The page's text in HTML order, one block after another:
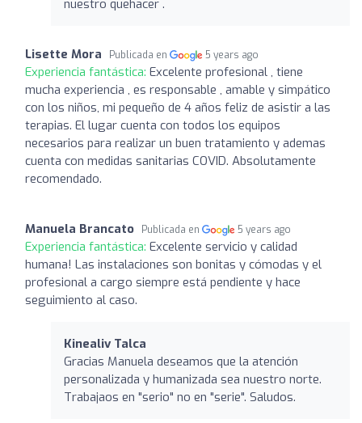
nuestro quehacer .
Lisette Mora Publicada en 5 years ago
Experiencia fantástica: Excelente profesional , tiene
mucha experiencia , es responsable , amable y simpático
con los niños, mi pequeño de 4 años feliz de asistir a las
terapias. El lugar cuenta con todos los equipos
necesarios para realizar un buen tratamiento y ademas
cuenta con medidas sanitarias COVID. Absolutamente
recomendado.
Manuela Brancato Publicada en 5 years ago
Experiencia fantástica: Excelente servicio y calidad
humana! Las instalaciones son bonitas y cómodas y el
profesional a cargo siempre está pendiente y hace
seguimiento al caso.
Kinealiv Talca
Gracias Manuela deseamos que la atención
personalizada y humanizada sea nuestro norte.
Trabajaos en "serio" no en "serie". Saludos.